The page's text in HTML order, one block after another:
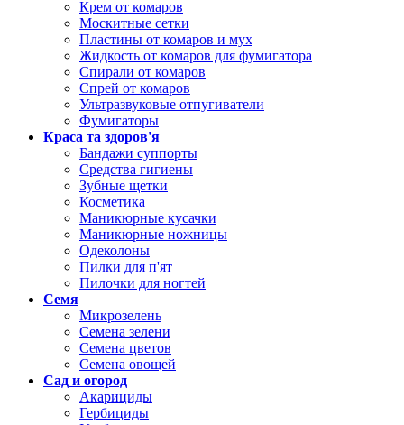
Крем от комаров
Москитные сетки
Пластины от комаров и мух
Жидкость от комаров для фумигатора
Спирали от комаров
Спрей от комаров
Ультразвуковые отпугиватели
Фумигаторы
Краса та здоров'я
Бандажи суппорты
Средства гигиены
Зубные щетки
Косметика
Маникюрные кусачки
Маникюрные ножницы
Одеколоны
Пилки для п'ят
Пилочки для ногтей
Семя
Микрозелень
Семена зелени
Семена цветов
Семена овощей
Сад и огород
Акарициды
Гербициды